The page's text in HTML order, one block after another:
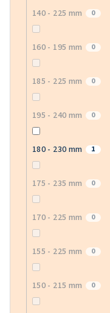
140 - 225 mm 0
160 - 195 mm 0
185 - 225 mm 0
195 - 240 mm 0
180 - 230 mm 1
175 - 235 mm 0
170 - 225 mm 0
155 - 225 mm 0
150 - 215 mm 0